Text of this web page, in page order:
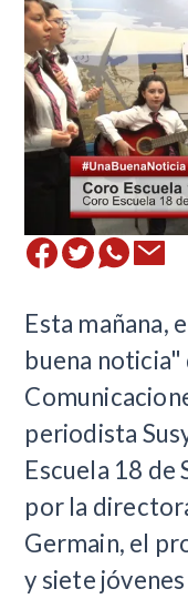
​Esta mañana,
buena
periodista
Escuela 18
por la
Germain, el
y siete